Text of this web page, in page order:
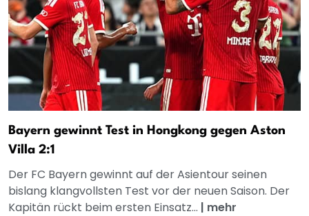
Bayern gewinnt Test in Hongkong gegen Aston
Villa 2:1
Der FC Bayern gewinnt auf der Asientour seinen
bislang klangvollsten Test vor der neuen Saison. Der
Kapitän rückt beim ersten Einsatz... | mehr